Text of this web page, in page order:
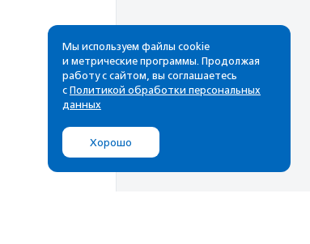
Мы используем файлы cookie
и метрические программы. Продолжая
работу с сайтом, вы соглашаетесь
с Политикой обработки персональных
данных
Хорошо